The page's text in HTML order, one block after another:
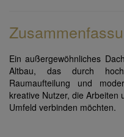
Ein außergewöhnliches
Altbau, das durch
Raumaufteilung und
kreative Nutzer, die Arbeiten
Umfeld verbinden möchten.